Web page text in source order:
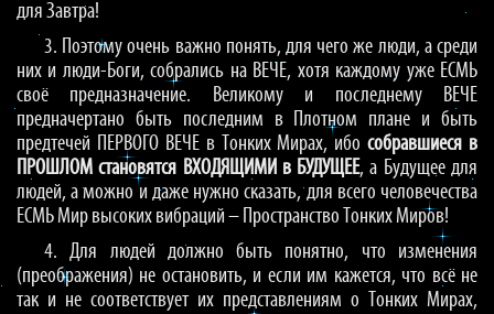
для Завтра!
3. Поэтому очень важно понять, для чего же люди, а среди
них и люди-Боги, собрались на ВЕЧЕ, хотя каждому уже ЕСМЬ
своё предназначение. Великому и последнему ВЕЧЕ
предначертано быть последним в Плотном плане и быть
предтечей ПЕРВОГО ВЕЧЕ в Тонких Мирах, ибособравшиеся в
ПРОШЛОМ становятся ВХОДЯЩИМИ в БУДУЩЕЕ, а Будущее для
людей, а можно и даже нужно сказать, для всего человечества
ЕСМЬ Мир высоких вибраций – Пространство Тонких Миров!
4. Для людей должно быть понятно, что изменения
(преображения) не остановить, и если им кажется, что всё не
так и не соответствует их представлениям о Тонких Мирах,